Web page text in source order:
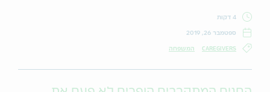
4 דקות
ספטמבר 26, 2019
CAREGIVERS המשפחה